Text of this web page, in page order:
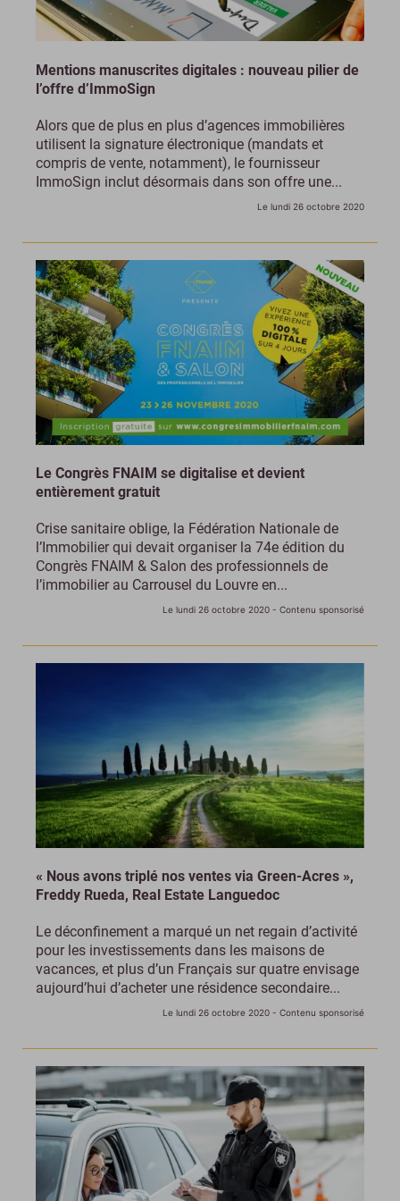
Mentions manuscrites digitales : nouveau pilier de
l’offre d’ImmoSign
Alors que de plus en plus d’agences immobilières
utilisent la signature électronique (mandats et
compris de vente, notamment), le fournisseur
ImmoSign inclut désormais dans son offre une...
Le lundi 26 octobre 2020
Le Congrès FNAIM se digitalise et devient
entièrement gratuit
Crise sanitaire oblige, la Fédération Nationale de
l’Immobilier qui devait organiser la 74e édition du
Congrès FNAIM & Salon des professionnels de
l’immobilier au Carrousel du Louvre en...
Le lundi 26 octobre 2020 - Contenu sponsorisé
« Nous avons triplé nos ventes via Green-Acres »,
Freddy Rueda, Real Estate Languedoc
Le déconfinement a marqué un net regain d’activité
pour les investissements dans les maisons de
vacances, et plus d’un Français sur quatre envisage
aujourd’hui d’acheter une résidence secondaire...
Le lundi 26 octobre 2020 - Contenu sponsorisé